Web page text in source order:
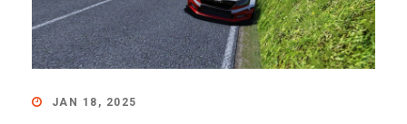
JAN 18, 2025